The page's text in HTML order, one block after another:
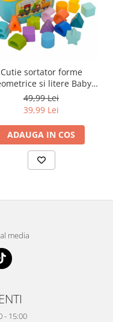
Cutie sortator forme
si litere Baby
First Blocks, 16 piese,
multicolor
49,99 Lei
39,99 Lei
ADAUGA IN COS
media
- 15:00